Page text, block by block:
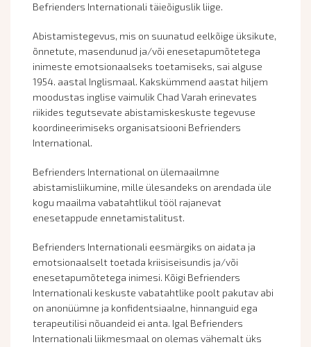
Befrienders Internationali täieõiguslik liige.
Abistamistegevus, mis on suunatud eelkõige üksikute,
õnnetute, masendunud ja/või enesetapumõtetega
inimeste emotsionaalseks toetamiseks, sai alguse
1954. aastal Inglismaal. Kakskümmend aastat hiljem
moodustas inglise vaimulik Chad Varah erinevates
riikides tegutsevate abistamiskeskuste tegevuse
koordineerimiseks organisatsiooni Befrienders
International.
Befrienders International on ülemaailmne
abistamisliikumine, mille ülesandeks on arendada üle
kogu maailma vabatahtlikul tööl rajanevat
enesetappude ennetamistalitust.
Befrienders Internationali eesmärgiks on aidata ja
emotsionaalselt toetada kriisiseisundis ja/või
enesetapumõtetega inimesi. Kõigi Befrienders
Internationali keskuste vabatahtlike poolt pakutav abi
on anonüümne ja konfidentsiaalne, hinnanguid ega
terapeutilisi nõuandeid ei anta. Igal Befrienders
Internationali liikmesmaal on olemas vähemalt üks